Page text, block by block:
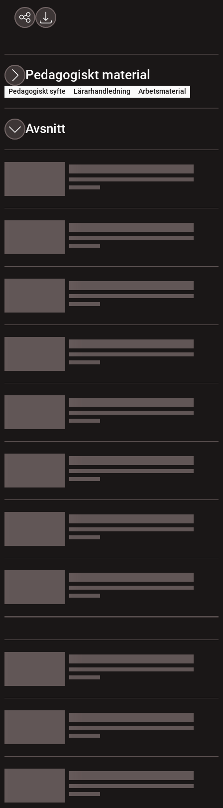
Pedagogiskt material
Pedagogiskt syfte Lärarhandledning Arbetsmaterial
Avsnitt